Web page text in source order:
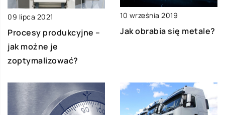
09 lipca 2021
Procesy produkcyjne –
jak możne je
zoptymalizować?
10 września 2019
Jak obrabia się metale?